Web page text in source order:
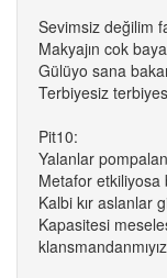
Sevimsiz değilim
Makyajın cok
Gülüyo sana
Terbiyesiz
Pit10:
Yalanlar
Metafor etkiliyosa
Kalbi kır aslanlar
Kapasitesi